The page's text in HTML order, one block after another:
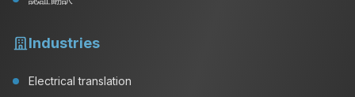
Industries
Electrical translation